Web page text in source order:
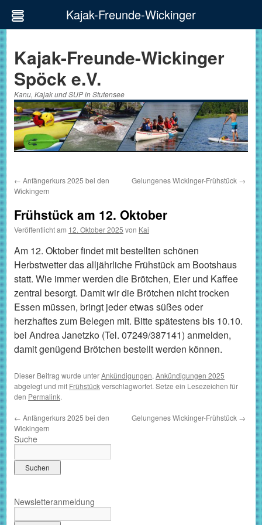
springen
Kajak-Freunde-Wickinger
Spöck e.V.
Kanu, Kajak und SUP in Stutensee
← Anfängerkurs 2025 bei den
Wickingern
Gelungenes Wickinger-Frühstück →
Frühstück am 12. Oktober
Veröffentlicht am 12. Oktober 2025 von Kai
Am 12. Oktober findet mit bestellten schönen
Herbstwetter das alljährliche Frühstück am Bootshaus
statt. Wie immer werden die Brötchen, Eier und Kaffee
zentral besorgt. Damit wir die Brötchen nicht trocken
Essen müssen, bringt jeder etwas süßes oder
herzhaftes zum Belegen mit. Bitte spätestens bis 10.10.
bei Andrea Janetzko (Tel. 07249/387141) anmelden,
damit genügend Brötchen bestellt werden können.
Dieser Beitrag wurde unterAnkündigungen, Ankündigungen 2025
abgelegt und mit Frühstückverschlagwortet. Setze ein Lesezeichen für
den Permalink.
← Anfängerkurs 2025 bei den
Wickingern
Gelungenes Wickinger-Frühstück →
Suche
Newsletteranmeldung
Kajak-Freunde-Wickinger